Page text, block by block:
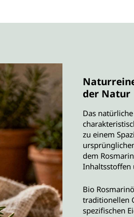
der Natur
Das
zu einem
dem
Inhaltsstoffen
Bio
traditionellen
spezifischen